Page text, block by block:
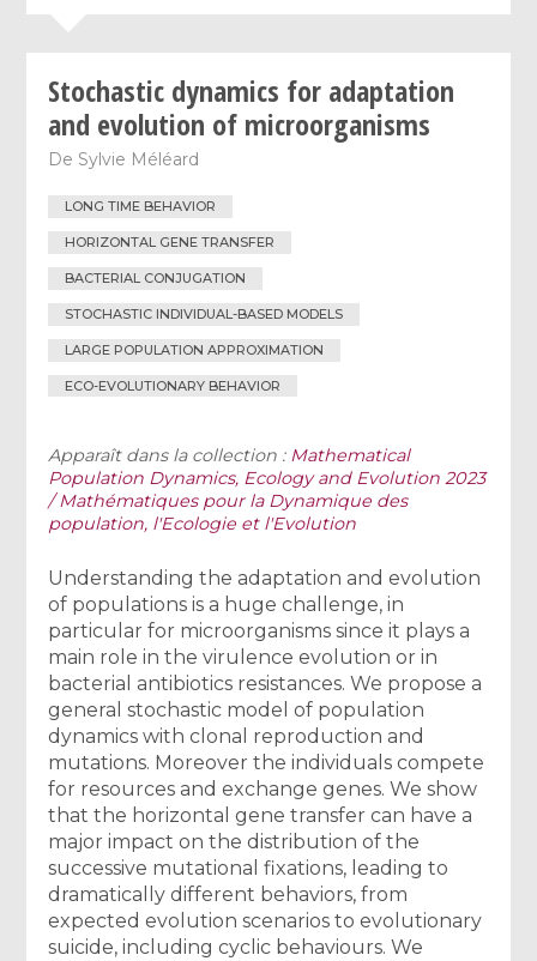
Stochastic dynamics for adaptation
and evolution of microorganisms
De Sylvie Méléard
LONG TIME BEHAVIOR
HORIZONTAL GENE TRANSFER
BACTERIAL CONJUGATION
STOCHASTIC INDIVIDUAL-BASED MODELS
LARGE POPULATION APPROXIMATION
ECO-EVOLUTIONARY BEHAVIOR
Apparaît dans la collection : Mathematical
Population Dynamics, Ecology and Evolution 2023
/ Mathématiques pour la Dynamique des
population, l'Ecologie et l'Evolution
Understanding the adaptation and evolution
of populations is a huge challenge, in
particular for microorganisms since it plays a
main role in the virulence evolution or in
bacterial antibiotics resistances. We propose a
general stochastic model of population
dynamics with clonal reproduction and
mutations. Moreover the individuals compete
for resources and exchange genes. We show
that the horizontal gene transfer can have a
major impact on the distribution of the
successive mutational fixations, leading to
dramatically different behaviors, from
expected evolution scenarios to evolutionary
suicide, including cyclic behaviours. We